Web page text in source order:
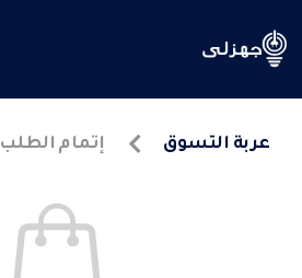
عربة التسوق إتمام الطلب